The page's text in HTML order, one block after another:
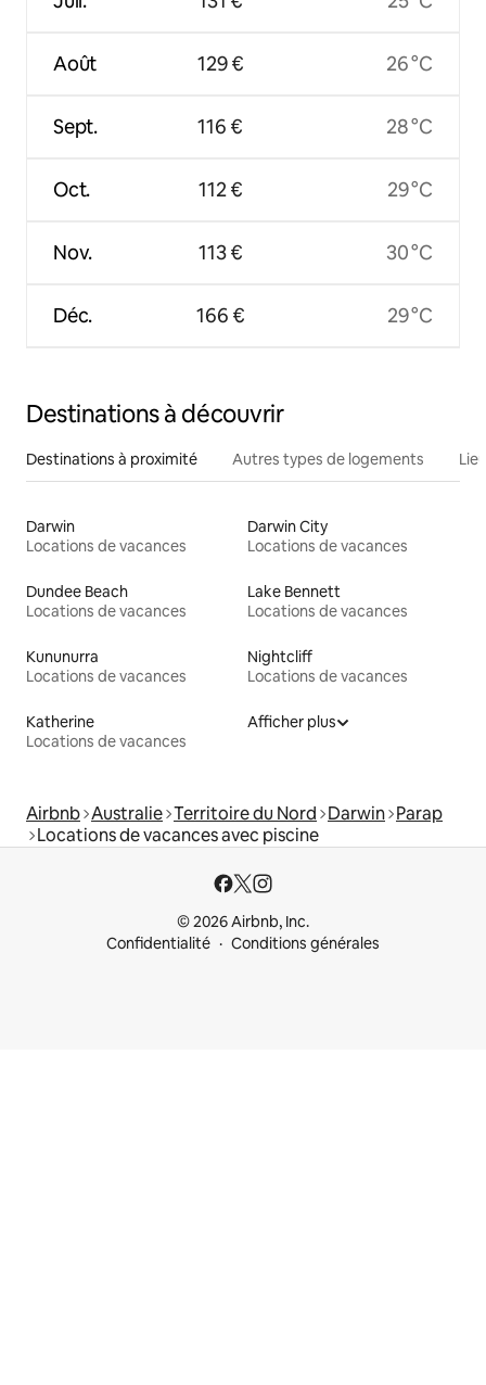
Août
Sept.
Oct.
Nov.
Déc.
129 €
116 €
112 €
113 €
166 €
26 °C
28 °C
29 °C
30 °C
29 °C
Destinations à découvrir
Destinations à proximité Autres types de logements
Darwin
Locations de vacances
Darwin City
Locations de vacances
Dundee Beach
Locations de vacances
Lake Bennett
Locations de vacances
Kununurra
Locations de vacances
Nightcliff
Locations de vacances
Katherine
Locations de vacances
Afficher plus
Airbnb Australie Territoire du Nord Darwin Parap
Locations de vacances avec piscine
© 2026 Airbnb, Inc.
Confidentialité
Conditions générales